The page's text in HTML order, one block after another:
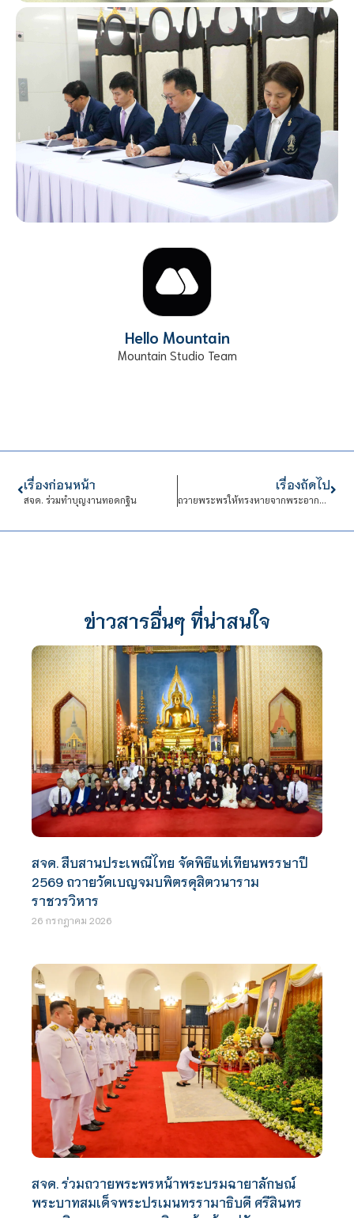
Hello Mountain
Mountain Studio Team
เรื่องก่อนหน้า
สจด. ร่วมทำบุญงานทอดกฐิน
เรื่องถัดไป
ถวายพระพรให้ทรงหายจากพระอาการประชวร
ข่าวสารอื่นๆ ที่น่าสนใจ
สจด. สืบสานประเพณีไทย จัดพิธีแห่เทียนพรรษาปี
2569 ถวายวัดเบญจมบพิตรดุสิตวนาราม
ราชวรวิหาร
26 กรกฎาคม 2026
สจด. ร่วมถวายพระพรหน้าพระบรมฉายาลักษณ์
พระบาทสมเด็จพระปรเมนทรรามาธิบดี ศรีสินทร